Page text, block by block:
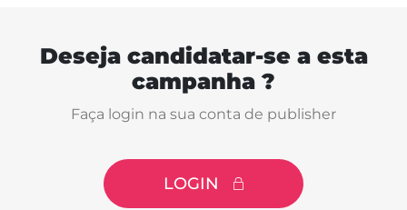
Deseja candidatar-se a esta
campanha ?
Faça login na sua conta de publisher
LOGIN